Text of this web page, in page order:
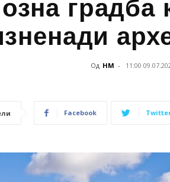
градба
Од НМ - 11:00
Facebook